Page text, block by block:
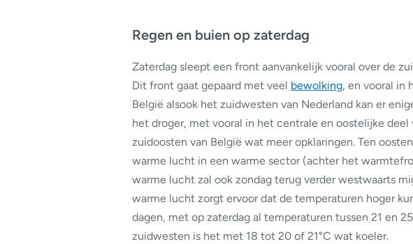
Regen en buien op zaterdag
Zaterdag sleept een front aanvankelijk vooral over de
Dit front gaat gepaard met veel bewolking, en vooral in
België alsook het zuidwesten van Nederland kan er
het droger, met vooral in het centrale en oostelijke deel
zuidoosten van België wat meer opklaringen. Ten
warme lucht in een warme sector (achter het
warme lucht zal ook zondag terug verder westwaarts
warme lucht zorgt ervoor dat de temperaturen hoger
dagen, met op zaterdag al temperaturen tussen 21 en
zuidwesten is het met 18 tot 20 of 21°C wat koeler.